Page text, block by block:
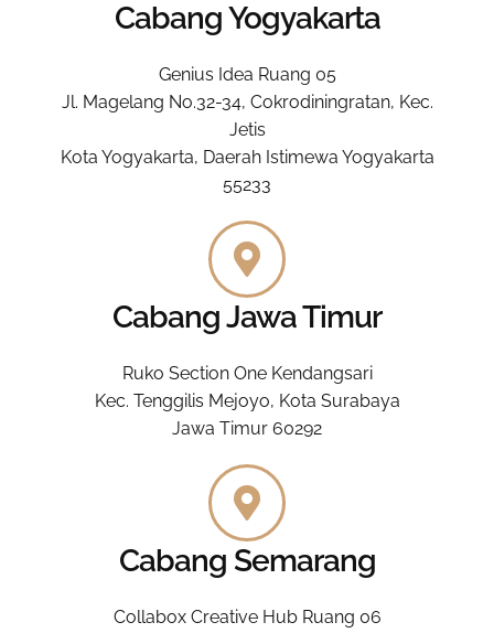
Cabang Yogyakarta
Genius Idea Ruang 05
Jl. Magelang No.32-34, Cokrodiningratan, Kec.
Jetis
Kota Yogyakarta, Daerah Istimewa Yogyakarta
55233
Cabang Jawa Timur
Ruko Section One Kendangsari
Kec. Tenggilis Mejoyo, Kota Surabaya
Jawa Timur 60292
Cabang Semarang
Collabox Creative Hub Ruang 06